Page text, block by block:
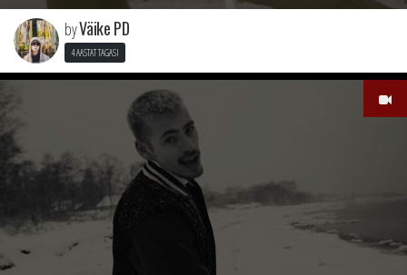
byVäike PD
4 AASTAT TAGASI